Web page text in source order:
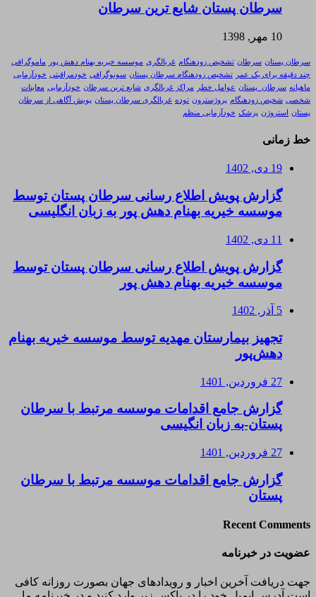
سرطان پستان شایع ترین سرطان
10 مهر, 1398
سرطان پستان سرطان تشخیص زودهنگام غربالگری موسسه خیریه بهنام دهش پور
ماموگرافی
چند دقیقه برای یک عمر
تشخیص زودهنگام سرطان پستان سونوگرافی خودمراقبتی خودآزمایی
ماهیانه سرطان_پستان عوامل خطر مراکز غربالگری شایع ترین سرطان خودآزمایی معاینات
شخصی شخیص زودهنگام پروژسترون توده غربالگری سرطان پستان پویش آگاهی از سرطان
پستان
استروژن پزشک خودآزمایی منظم
خط زمانی
19 دی, 1402
گزارش پویش اطلاع رسانی سرطان پستان توسط
موسسه خیریه بهنام دهش پور به زبان انگلیسی
11 دی, 1402
گزارش پویش اطلاع رسانی سرطان پستان توسط
موسسه خیریه بهنام دهش پور
5 آذر, 1402
تجهیز بیمارستان مهدیه توسط موسسه خیریه بهنام
دهش‌پور
27 فروردین, 1401
گزارش جامع اقدامات موسسه مرتبط با سرطان
پستان-به زبان انگیسی
27 فروردین, 1401
گزارش جامع اقدامات موسسه مرتبط با سرطان
پستان
Recent Comments
عضویت در خبرنامه
جهت دریافت آخرین اخبار و رویدادهای جهان بصورت روزانه کافی